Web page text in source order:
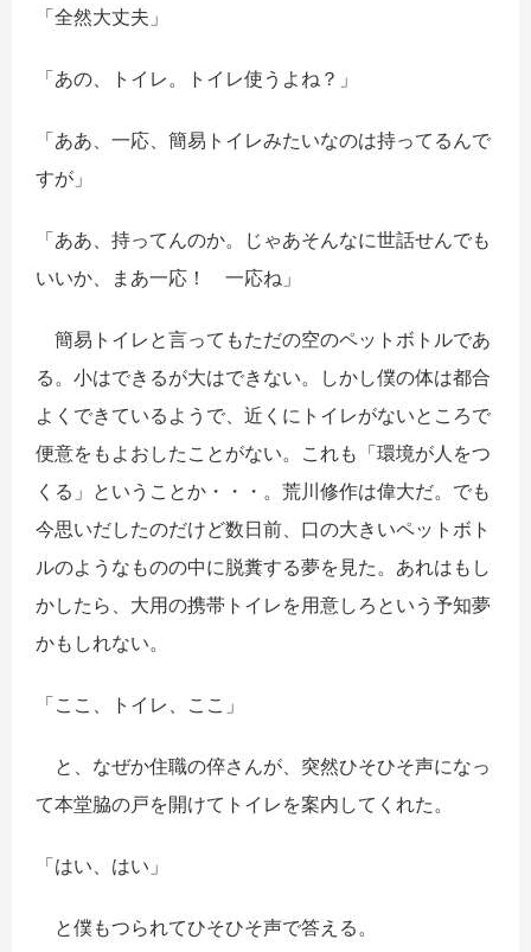
「全然大丈夫」
「あの、トイレ。トイレ使うよね？」
「ああ、一応、簡易トイレみたいなのは持ってるんで
すが」
「ああ、持ってんのか。じゃあそんなに世話せんでも
いいか、まあ一応！ 一応ね」
簡易トイレと言ってもただの空のペットボトルであ
る。小はできるが大はできない。しかし僕の体は都合
よくできているようで、近くにトイレがないところで
便意をもよおしたことがない。これも「環境が人をつ
くる」ということか・・・。荒川修作は偉大だ。でも
今思いだしたのだけど数日前、口の大きいペットボト
ルのようなものの中に脱糞する夢を見た。あれはもし
かしたら、大用の携帯トイレを用意しろという予知夢
かもしれない。
「ここ、トイレ、ここ」
と、なぜか住職の倅さんが、突然ひそひそ声になっ
て本堂脇の戸を開けてトイレを案内してくれた。
「はい、はい」
と僕もつられてひそひそ声で答える。